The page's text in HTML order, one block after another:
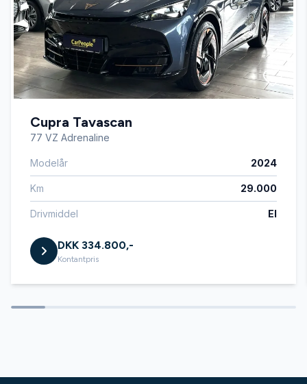
elektrisk parkeringsbremse
fjernbetjent centrallås
fjernlysassistent
fuld LED forlygter
fuldautomatisk klimaanlæg
håndfri til mobil
Cupra Tavascan
77 VZ Adrenaline
Modelår 2024
Km 29.000
Drivmiddel El
DKK 334.800,-
Kontantpris